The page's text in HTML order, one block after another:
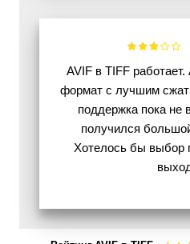
AVIF в TIFF
формат с лучшим
поддержка пока не
получился
Хотелось бы выбор